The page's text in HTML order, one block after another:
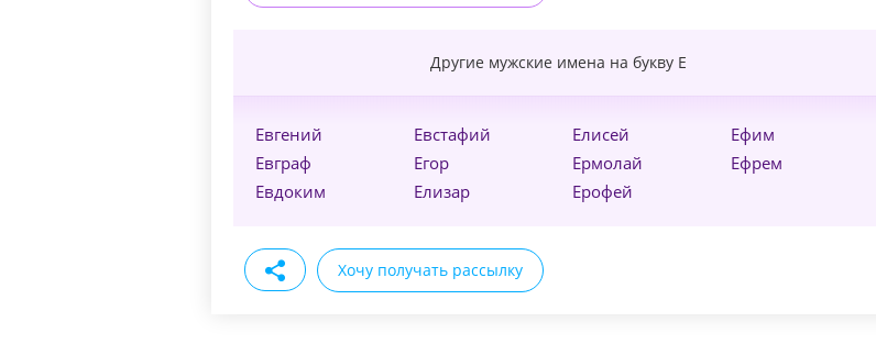
Другие мужские имена на букву Е
Евгений
Евграф
Евдоким
Евстафий
Егор
Елизар
Елисей
Ермолай
Ерофей
Ефим
Ефрем
Хочу получать рассылку